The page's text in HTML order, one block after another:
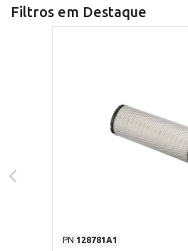
Filtros em Destaque
PN 128781A1